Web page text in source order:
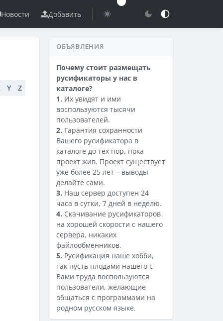
Новости Добавить
Y
Z
ОБЪЯВЛЕНИЯ
Почему стоит размещать
русификаторы у нас в
каталоге?
1. Их увидят и ими
воспользуются тысячи
пользователей.
2. Гарантия сохранности
Вашего русификатора в
каталоге до тех пор, пока
проект жив. Проект существует
уже более 25 лет – выводы
делайте сами.
3. Наш сервер доступен 24
часа в сутки, 7 дней в неделю.
4. Скачивание русификаторов
на хорошей скорости с нашего
сервера, никаких
файлообменников.
5. Русификация наше хобби,
так пусть плодами нашего с
Вами труда воспользуются
пользователи, желающие
общаться с программами на
родном русском языке.